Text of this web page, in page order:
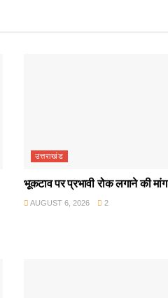
उत्तराखंड
भूकटाव पर प्रभावी रोक लगाने की मांग
AUGUST 6, 2026 2